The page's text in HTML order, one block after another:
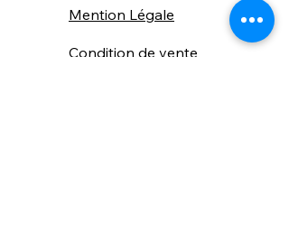
Mention Légale
Condition de vente